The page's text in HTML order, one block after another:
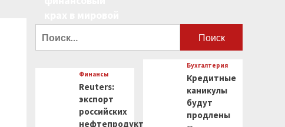
Финансы
Reuters:
экспорт
российских
нефтепродуктов
Бухгалтерия
Кредитные
каникулы
будут
продлены